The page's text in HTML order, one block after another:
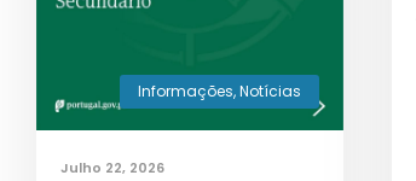
Informações,Notícias
Julho 22, 2026